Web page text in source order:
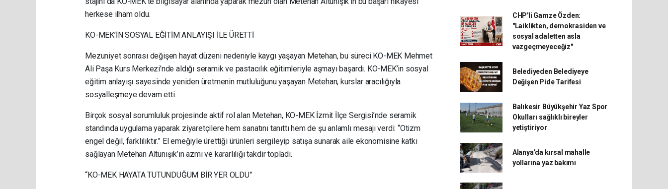
herkese ilham oldu.
KO-MEK’İN SOSYAL EĞİTİM ANLAYIŞI İLE ÜRETTİ
Mezuniyet sonrası değişen hayat düzeni nedeniyle kaygı yaşayan Metehan, bu süreci KO-MEK Mehmet
Ali Paşa Kurs Merkezi’nde aldığı seramik ve pastacılık eğitimleriyle aşmayı başardı. KO-MEK’in sosyal
eğitim anlayışı sayesinde yeniden üretmenin mutluluğunu yaşayan Metehan, kurslar aracılığıyla
sosyalleşmeye devam etti.
Birçok sosyal sorumluluk projesinde aktif rol alan Metehan, KO-MEK İzmit İlçe Sergisi’nde seramik
standında uygulama yaparak ziyaretçilere hem sanatını tanıttı hem de şu anlamlı mesajı verdi: “Otizm
engel değil, farklılıktır.” El emeğiyle ürettiği ürünleri sergileyip satışa sunarak aile ekonomisine katkı
sağlayan Metehan Altunışık’ın azmi ve kararlılığı takdir topladı.
“KO-MEK HAYATA TUTUNDUĞUM BİR YER OLDU”
CHP'li Gamze Özden:
"Laiklikten, demokrasiden ve
sosyal adaletten asla
vazgeçmeyeceğiz"
Belediyeden Belediyeye
Değişen Pide Tarifesi
Balıkesir Büyükşehir Yaz Spor
Okulları sağlıklı bireyler
yetiştiriyor
Alanya’da kırsal mahalle
yollarına yaz bakımı